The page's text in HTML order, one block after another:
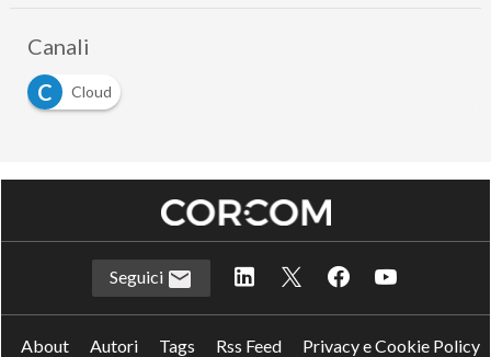
Canali
C
Cloud
Seguici
About Autori Tags Rss Feed
Privacy e Cookie Policy